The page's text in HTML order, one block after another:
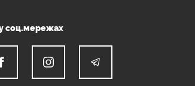
соц.мережах